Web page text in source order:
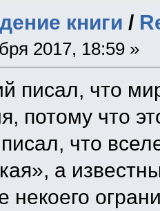
книги /
2017, 18:59 »
писал, что
потому что
что
а
некоего